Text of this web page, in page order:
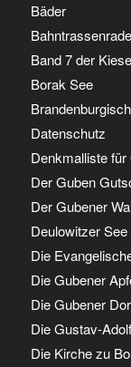
Bäder
Band 7 der
Borak See
Datenschutz
Denkmalliste für
Der Guben
Der Gubener
Deulowitzer See
Die
Die Gubener
Die Gubener
Die Gustav-
Die Kirche zu